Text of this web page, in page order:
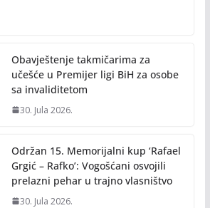
n
k
Obavještenje takmičarima za
učešće u Premijer ligi BiH za osobe
sa invaliditetom
30. Jula 2026.
Održan 15. Memorijalni kup ‘Rafael
Grgić – Rafko’: Vogošćani osvojili
prelazni pehar u trajno vlasništvo
30. Jula 2026.